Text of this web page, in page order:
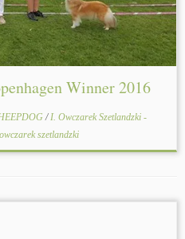
Winner 2016
/I. Owczarek Szetlandzki -
owczarek szetlandzki